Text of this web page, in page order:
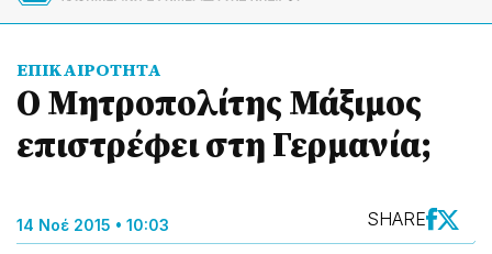
ΕΠΙΚΑΙΡΟΤΗΤΑ
Ο Μητροπολίτης Μάξιμος
επιστρέφει στη Γερμανία;
14 Νοέ 2015 • 10:03 SHARE